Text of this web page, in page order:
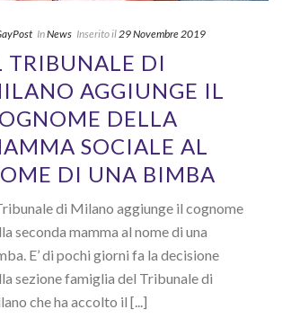
InNews Inserito il 29 Novembre 2019
TRIBUNALE DI
AGGIUNGE IL
DELLA
SOCIALE AL
DI UNA BIMBA
di Milano aggiunge il cognome
seconda mamma al nome di una
E’ di pochi giorni fa la decisione
sezione famiglia del Tribunale di
che ha accolto il [...]